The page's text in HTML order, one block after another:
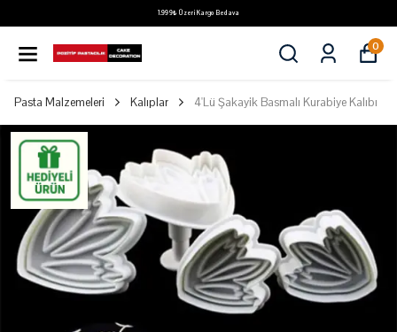
1.999₺ Üzeri Kargo Bedava
0
Pasta Malzemeleri Kalıplar 4'Lü Şakayik Basmalı Kurabiye Kalıbı